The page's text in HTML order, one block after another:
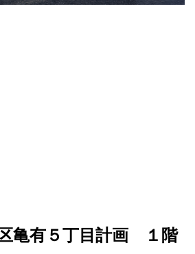
区亀有５丁目計画 １階